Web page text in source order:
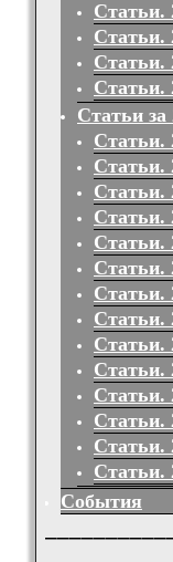
Статьи.
Статьи.
Статьи.
Статьи.
Статьи за
Статьи.
Статьи.
Статьи.
Статьи.
Статьи.
Статьи.
Статьи.
Статьи.
Статьи.
Статьи.
Статьи.
Статьи.
Статьи.
Статьи.
События